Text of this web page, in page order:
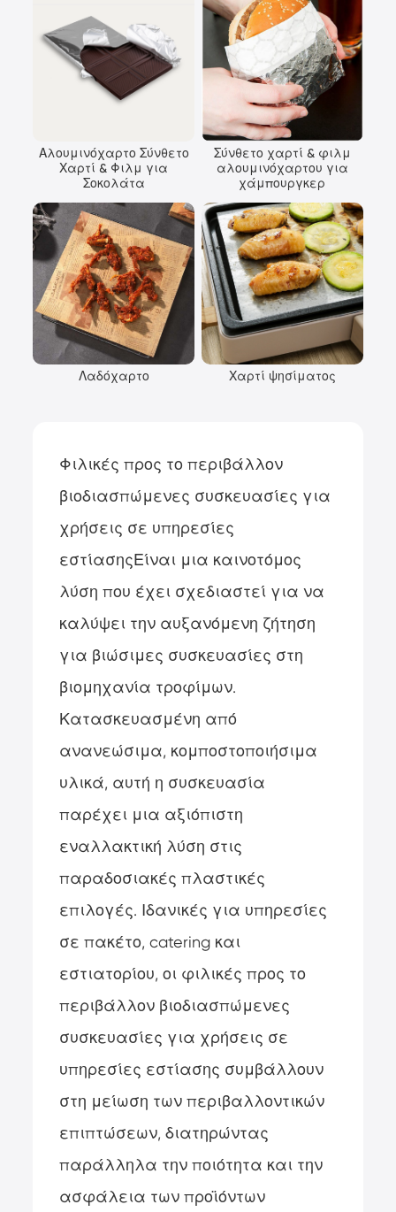
Αλουμινόχαρτο Σύνθετο
Χαρτί & Φιλμ για
Σοκολάτα
Σύνθετο χαρτί & φιλμ
αλουμινόχαρτου για
χάμπουργκερ
Λαδόχαρτο Χαρτί ψησίματος
Φιλικές προς το περιβάλλον
βιοδιασπώμενες συσκευασίες για
χρήσεις σε υπηρεσίες
εστίασηςΕίναι μια καινοτόμος
λύση που έχει σχεδιαστεί για να
καλύψει την αυξανόμενη ζήτηση
για βιώσιμες συσκευασίες στη
βιομηχανία τροφίμων.
Κατασκευασμένη από
ανανεώσιμα, κομποστοποιήσιμα
υλικά, αυτή η συσκευασία
παρέχει μια αξιόπιστη
εναλλακτική λύση στις
παραδοσιακές πλαστικές
επιλογές. Ιδανικές για υπηρεσίες
σε πακέτο, catering και
εστιατορίου, οι φιλικές προς το
περιβάλλον βιοδιασπώμενες
συσκευασίες για χρήσεις σε
υπηρεσίες εστίασης συμβάλλουν
στη μείωση των περιβαλλοντικών
επιπτώσεων, διατηρώντας
παράλληλα την ποιότητα και την
ασφάλεια των προϊόντων